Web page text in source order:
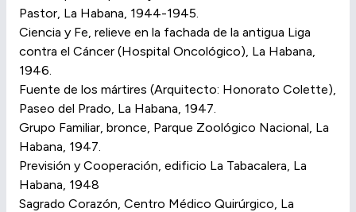
Pastor, La Habana, 1944-1945.
Ciencia y Fe, relieve en la fachada de la antigua Liga
contra el Cáncer (Hospital Oncológico), La Habana,
1946.
Fuente de los mártires (Arquitecto: Honorato Colette),
Paseo del Prado, La Habana, 1947.
Grupo Familiar, bronce, Parque Zoológico Nacional, La
Habana, 1947.
Previsión y Cooperación, edificio La Tabacalera, La
Habana, 1948
Sagrado Corazón, Centro Médico Quirúrgico, La